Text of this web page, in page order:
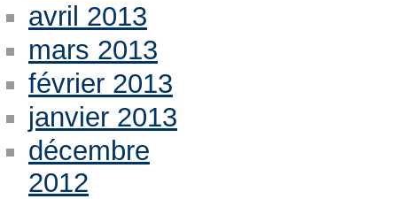
avril 2013
mars 2013
février 2013
janvier 2013
décembre
2012